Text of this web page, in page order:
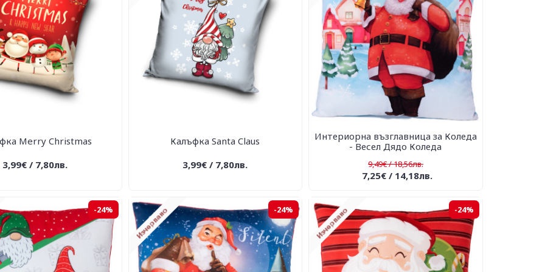
Merry Christmas
3,99€ / 7,80лв.
Калъфка Santa Claus
3,99€ / 7,80лв.
Интериорна възглавница за Коледа
- Весел Дядо Коледа
9,49€ / 18,56лв.
7,25€ / 14,18лв.
-24% -24% -24%